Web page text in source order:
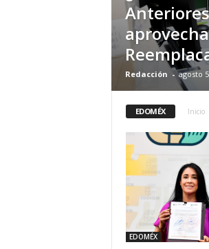
Redacción - agosto
EDOMÉX Inicio
EDOMÉX